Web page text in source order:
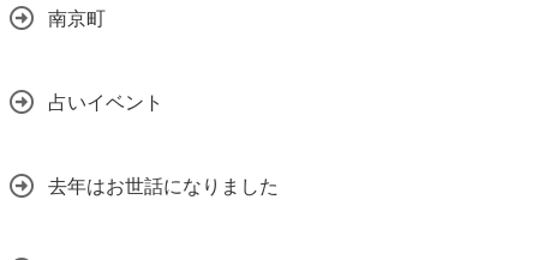
南京町
占いイベント
去年はお世話になりました